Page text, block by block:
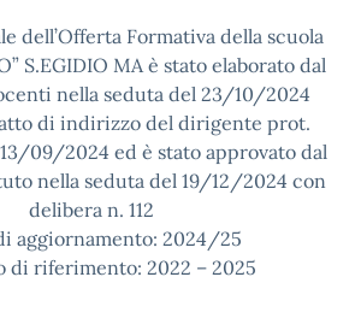
dell’Offerta Formativa della scuola
S.EGIDIO MA è stato elaborato dal
nella seduta del 23/10/2024
di indirizzo del dirigente prot.
09/2024 ed è stato approvato dal
nella seduta del 19/12/2024 con
delibera n. 112
aggiornamento: 2024/25
di riferimento: 2022 – 2025